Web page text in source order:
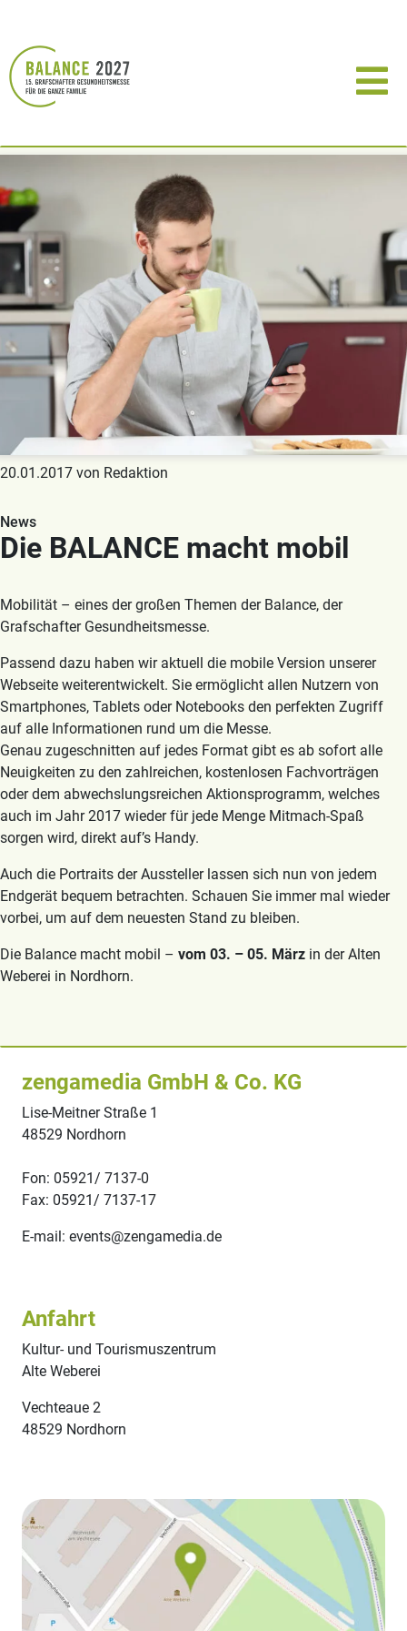
20.01.2017 von Redaktion
News
Die BALANCE macht mobil
Mobilität – eines der großen Themen der Balance, der
Grafschafter Gesundheitsmesse.
Passend dazu haben wir aktuell die mobile Version unserer
Webseite weiterentwickelt. Sie ermöglicht allen Nutzern von
Smartphones, Tablets oder Notebooks den perfekten Zugriff
auf alle Informationen rund um die Messe.
Genau zugeschnitten auf jedes Format gibt es ab sofort alle
Neuigkeiten zu den zahlreichen, kostenlosen Fachvorträgen
oder dem abwechslungsreichen Aktionsprogramm, welches
auch im Jahr 2017 wieder für jede Menge Mitmach-Spaß
sorgen wird, direkt auf’s Handy.
Auch die Portraits der Aussteller lassen sich nun von jedem
Endgerät bequem betrachten. Schauen Sie immer mal wieder
vorbei, um auf dem neuesten Stand zu bleiben.
Die Balance macht mobil – vom 03. – 05. März in der Alten
Weberei in Nordhorn.
zengamedia GmbH & Co. KG
Lise-Meitner Straße 1
48529 Nordhorn
Fon: 05921/ 7137-0
Fax: 05921/ 7137-17
E-mail: events@zengamedia.de
Anfahrt
Kultur- und Tourismuszentrum
Alte Weberei
Vechteaue 2
48529 Nordhorn